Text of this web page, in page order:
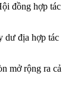
đồng hợp tác
dư địa hợp tác
mở rộng ra cả